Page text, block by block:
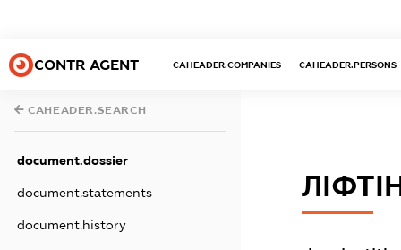
CONTR AGENT CAHEADER.COMPANIES CAHEADER.PERSONS
CAHEADER.SEARCH
document.dossier
document.statements
document.history